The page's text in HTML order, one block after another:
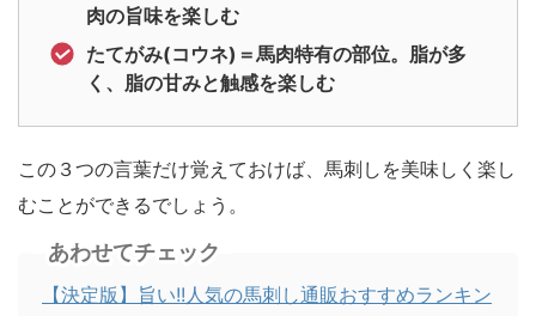
肉の旨味を楽しむ
たてがみ(コウネ)＝馬肉特有の部位。脂が多
く、脂の甘みと触感を楽しむ
この３つの言葉だけ覚えておけば、馬刺しを美味しく楽し
むことができるでしょう。
あわせてチェック
【決定版】旨い!!人気の馬刺し通販おすすめランキン